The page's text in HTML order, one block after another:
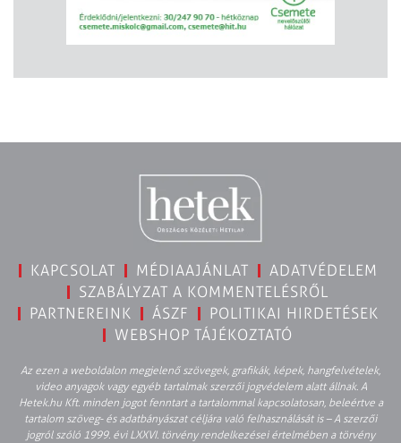
KAPCSOLAT MÉDIAAJÁNLAT
ADATVÉDELEM
SZABÁLYZAT A KOMMENTELÉSRŐL
PARTNEREINK
ÁSZF
POLITIKAI HIRDETÉSEK
WEBSHOP TÁJÉKOZTATÓ
Az ezen a weboldalon megjelenő szövegek, grafikák, képek, hangfelvételek,
video anyagok vagy egyéb tartalmak szerzői jogvédelem alatt állnak. A
Hetek.hu Kft. minden jogot fenntart a tartalommal kapcsolatosan, beleértve a
tartalom szöveg- és adatbányászat céljára való felhasználását is – A szerzői
jogról szóló 1999. évi LXXVI. törvény rendelkezései értelmében a törvény